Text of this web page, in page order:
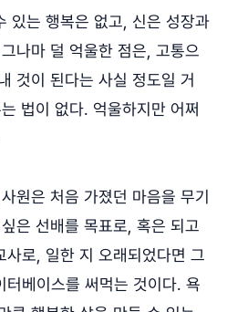
있는 행복은 없고, 신은 성장과
나마 덜 억울한 점은, 고통으
것이 된다는 사실 정도일 거
법이 없다. 억울하지만 어쩌
원은 처음 가졌던 마음을 무기
은 선배를 목표로, 혹은 되고
사로, 일한 지 오래되었다면 그
베이스를 써먹는 것이다. 욕